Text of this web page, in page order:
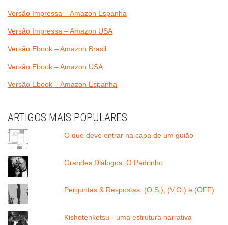
Versão Impressa – Amazon Espanha
Versão Impressa – Amazon USA
Versão Ebook – Amazon Brasil
Versão Ebook – Amazon USA
Versão Ebook – Amazon Espanha
ARTIGOS MAIS POPULARES
O que deve entrar na capa de um guião
Grandes Diálogos: O Padrinho
Perguntas & Respostas: (O.S.), (V.O.) e (OFF)
Kishotenketsu - uma estrutura narrativa